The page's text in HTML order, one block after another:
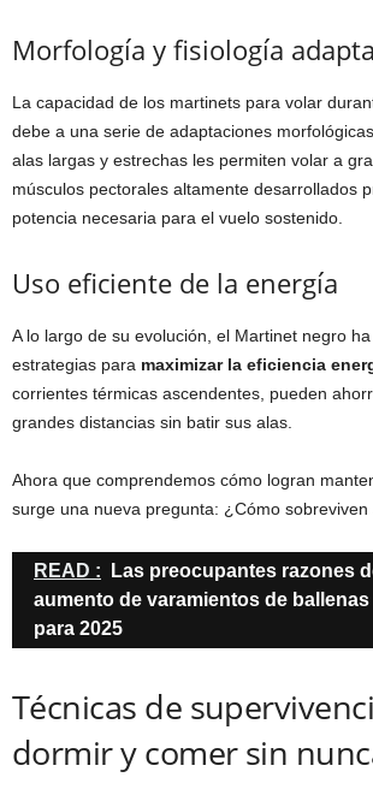
Morfología y fisiología
La capacidad de los martinets para volar
debe a una serie de adaptaciones
alas largas y estrechas les permiten volar a
músculos pectorales altamente desarrollados
potencia necesaria para el vuelo sostenido.
Uso eficiente de la energía
A lo largo de su evolución, el Martinet negro
estrategias para maximizar la eficiencia
corrientes térmicas ascendentes, pueden
grandes distancias sin batir sus alas.
Ahora que comprendemos cómo logran
surge una nueva pregunta: ¿Cómo
READ :
Las preocupantes razones
aumento de varamientos de ballenas
para 2025
Técnicas de
dormir y comer sin